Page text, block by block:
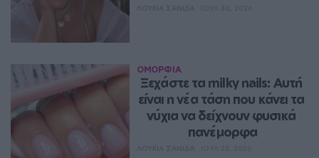
ΟΜΟΡΦΙΑ
Ξεχάστε τα milky nails: Αυτή
είναι η νέα τάση που κάνει τα
νύχια να δείχνουν φυσικά
πανέμορφα